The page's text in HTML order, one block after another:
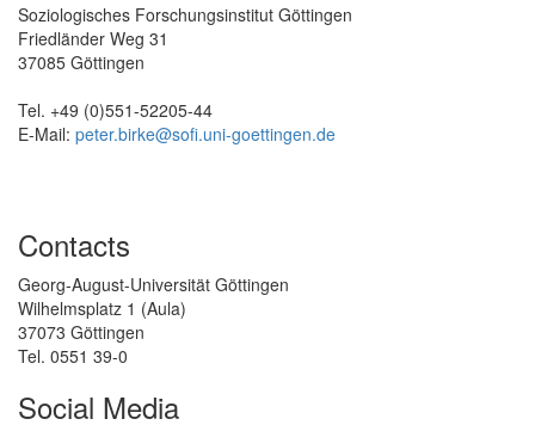
Soziologisches Forschungsinstitut Göttingen
Friedländer Weg 31
37085 Göttingen
Tel. +49 (0)551-52205-44
E-Mail: peter.birke@sofi.uni-goettingen.de
Contacts
Georg-August-Universität Göttingen
Wilhelmsplatz 1 (Aula)
37073 Göttingen
Tel. 0551 39-0
Social Media